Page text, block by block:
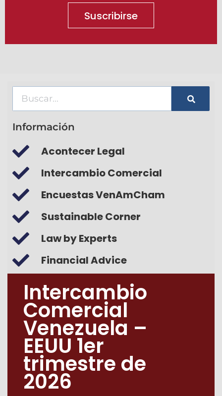
Suscribirse
Información
Acontecer Legal
Intercambio Comercial
Encuestas VenAmCham
Sustainable Corner
Law by Experts
Financial Advice
Intercambio
Comercial
Venezuela –
EEUU 1er
trimestre de
2026